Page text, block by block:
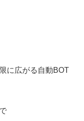
に広がる自動BOT